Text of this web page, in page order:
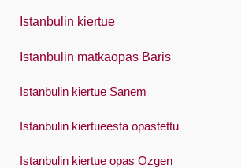
Русский
Español
Swedish
Istanbulin kiertue
Istanbulin matkaopas Baris
Istanbulin kiertue Sanem
Istanbulin kiertueesta opastettu
Istanbulin kiertue opas Ozgen